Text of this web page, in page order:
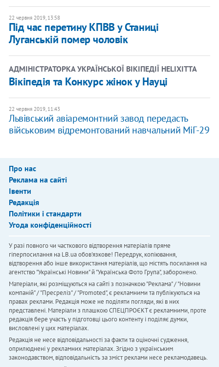
22 червня 2019, 13:58
Під час перетину КПВВ у Станиці
Луганській помер чоловік
АДМІНІСТРАТОРКА УКРАЇНСЬКОЇ ВІКІПЕДІЇ HELIXITTA
Вікіпедія та Конкурс жінок у Науці
22 червня 2019, 11:43
Львівський авіаремонтний завод передасть
військовим відремонтований навчальний МіГ-29
Про нас
Реклама на сайті
Івенти
Редакція
Політики і стандарти
Угода конфіденційності
У разі повного чи часткового відтворення матеріалів пряме
гіперпосилання на LB.ua обов'язкове! Передрук, копіювання,
відтворення або інше використання матеріалів, що містять посилання на
агентство "Українськi Новини" й "Українська Фото Група", заборонено.
Матеріали, які розміщуються на сайті з позначкою "Реклама" / "Новини
компаній" / "Пресреліз" / "Promoted", є рекламними та публікуються на
правах реклами. Редакція може не поділяти погляди, які в них
представлені. Матеріали з плашкою СПЕЦПРОЄКТ є рекламними, проте
редакція бере участь у підготовці цього контенту і поділяє думки,
висловлені у цих матеріалах.
Редакція не несе відповідальності за факти та оціночні судження,
оприлюднені у рекламних матеріалах. Згідно з українським
законодавством, відповідальність за зміст реклами несе рекламодавець.